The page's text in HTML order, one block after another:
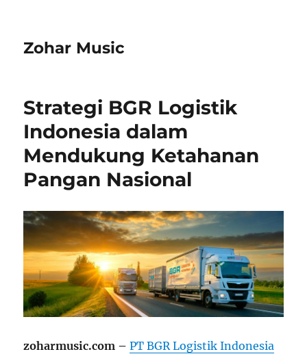
Zohar Music
Strategi BGR Logistik
Indonesia dalam
Mendukung Ketahanan
Pangan Nasional
zoharmusic.com – PT BGR Logistik Indonesia